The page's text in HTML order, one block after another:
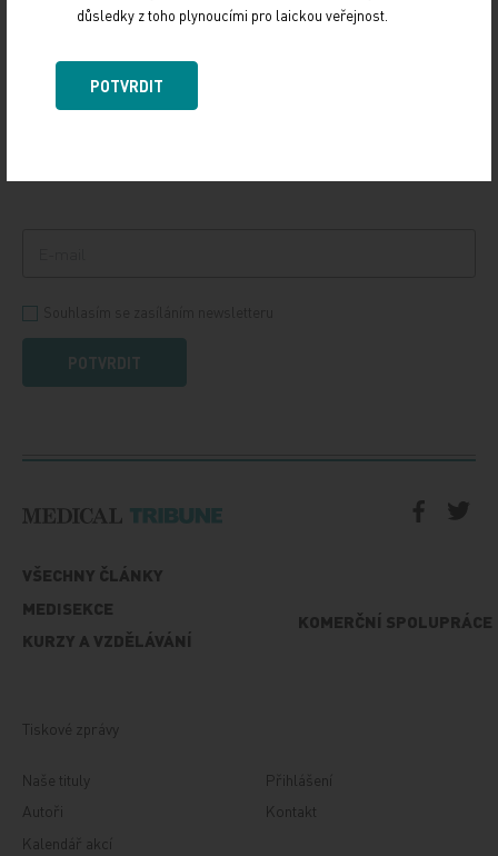
PŘIHLASTE SE K ODBĚRU NOVINEK.
Udržujte si přehled
POTVRDIT
VŠECHNY ČLÁNKY
MEDISEKCE
KURZY A VZDĚLÁVÁNÍ
KOMERČNÍ SPOLUPRÁCE
Tiskové zprávy
Naše tituly
Autoři
Kalendář akcí
Přihlášení
Kontakt
důsledky z toho plynoucími pro laickou veřejnost.
POTVRDIT